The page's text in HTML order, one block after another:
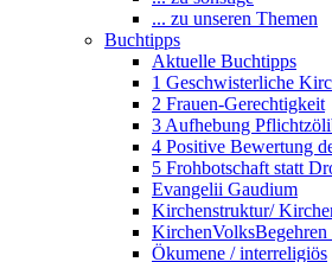
... zu unseren Themen
Buchtipps
Aktuelle Buchtipps
1 Geschwisterliche
2 Frauen-Gerechtigkeit
3 Aufhebung
4 Positive Bewertung
5 Frohbotschaft statt
Evangelii Gaudium
Kirchenstruktur/
KirchenVolksBegehren
Ökumene / interreligiös